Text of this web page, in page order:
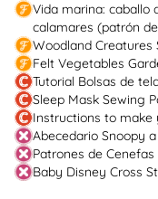
Vida marina: caballo
calamares (patrón
Woodland Creatures
Felt Vegetables
Tutorial Bolsas de
Sleep Mask Sewing
Instructions to make
Abecedario Snoopy
Patrones de
Baby Disney Cross